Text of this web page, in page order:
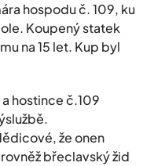
hospodu č. 109, ku
Koupený statek
na 15 let. Kup byl
hostince č.109
že onen
břeclavský žid